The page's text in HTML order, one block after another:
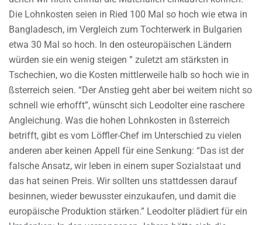
Die Lohnkosten seien in Ried 100 Mal so hoch wie etwa in
Bangladesch, im Vergleich zum Tochterwerk in Bulgarien
etwa 30 Mal so hoch. In den osteuropäischen Ländern
würden sie ein wenig steigen ” zuletzt am stärksten in
Tschechien, wo die Kosten mittlerweile halb so hoch wie in
ßsterreich seien. “Der Anstieg geht aber bei weitem nicht so
schnell wie erhofft”, wünscht sich Leodolter eine raschere
Angleichung. Was die hohen Lohnkosten in ßsterreich
betrifft, gibt es vom Löffler-Chef im Unterschied zu vielen
anderen aber keinen Appell für eine Senkung: “Das ist der
falsche Ansatz, wir leben in einem super Sozialstaat und
das hat seinen Preis. Wir sollten uns stattdessen darauf
besinnen, wieder bewusster einzukaufen, und damit die
europäische Produktion stärken.” Leodolter plädiert für ein